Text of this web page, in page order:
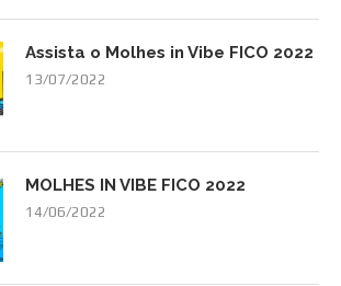
Assista o Molhes in Vibe FICO 2022
13/07/2022
MOLHES IN VIBE FICO 2022
14/06/2022